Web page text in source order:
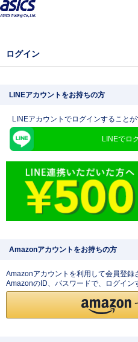
ログイン
LINEアカウントをお持ちの方
LINEアカウントでログインすることが
LINEでロ
Amazonアカウントをお持ちの方
Amazonアカウントを利用して会員登録
AmazonのID、パスワードで、ログイン